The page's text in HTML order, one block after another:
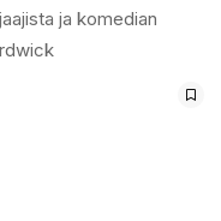
ja komedian